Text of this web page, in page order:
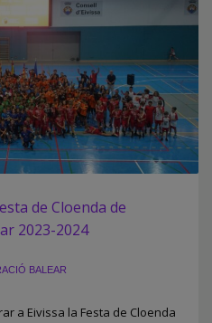
de Cloenda de
2023-2024
BALEAR
a Eivissa la Festa de Cloenda